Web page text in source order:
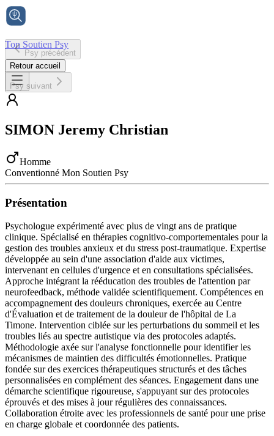
Ton Soutien Psy
Accueil
Psy précédent
Retour accueil
Psy suivant
SIMON Jeremy Christian
Homme
Conventionné Mon Soutien Psy
Présentation
Psychologue expérimenté avec plus de vingt ans de pratique
clinique. Spécialisé en thérapies cognitivo-comportementales pour la
gestion des troubles anxieux et du stress post-traumatique. Expertise
développée au sein d'une association d'aide aux victimes,
intervenant en cellules d'urgence et en consultations spécialisées.
Approche intégrant la rééducation des troubles de l'attention par
neurofeedback, méthode validée scientifiquement. Compétences en
accompagnement des douleurs chroniques, exercée au Centre
d'Évaluation et de traitement de la douleur de l'hôpital de La
Timone. Intervention ciblée sur les perturbations du sommeil et les
troubles liés au spectre autistique via des protocoles adaptés.
Méthodologie axée sur l'analyse fonctionnelle pour identifier les
mécanismes de maintien des difficultés émotionnelles. Pratique
fondée sur des exercices thérapeutiques structurés et des tâches
personnalisées en complément des séances. Engagement dans une
démarche scientifique rigoureuse, s'appuyant sur des protocoles
éprouvés et des mises à jour régulières des connaissances.
Collaboration étroite avec les professionnels de santé pour une prise
en charge globale et coordonnée des patients.